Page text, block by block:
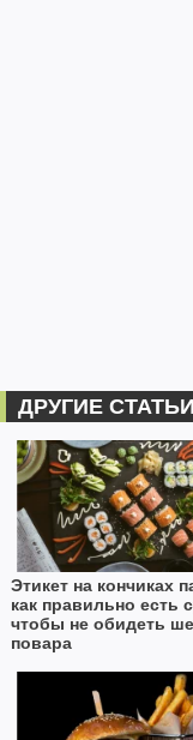
ДРУГИЕ
Этикет на кончиках
как правильно есть
чтобы не обидеть
повара